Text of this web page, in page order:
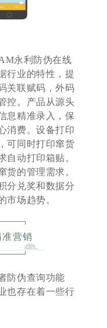
永利防伪在线
行业的特性，提
关联赋码，外码
控。产品从源头
息精准录入，保
消费。设备打印
可同时打印窜货
自动打印箱贴。
货的管理需求。
分兑奖和数据分
市场趋势。
营销
防伪查询功能
也存在着一些行